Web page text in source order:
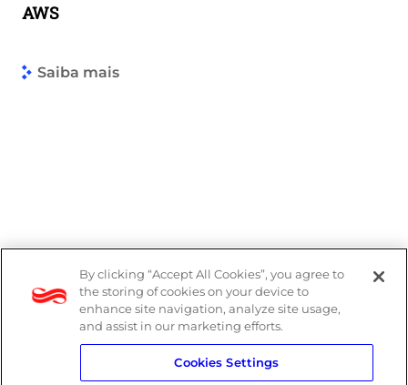
AWS
Saiba mais
By clicking “Accept All Cookies”, you agree to
the storing of cookies on your device to
enhance site navigation, analyze site usage,
and assist in our marketing efforts.
Cookies Settings